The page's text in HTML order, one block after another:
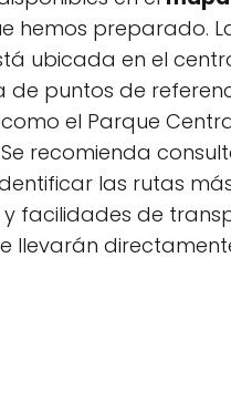
hemos preparado.
ubicada en el
de puntos de
el Parque
recomienda
las rutas
y facilidades de
llevarán